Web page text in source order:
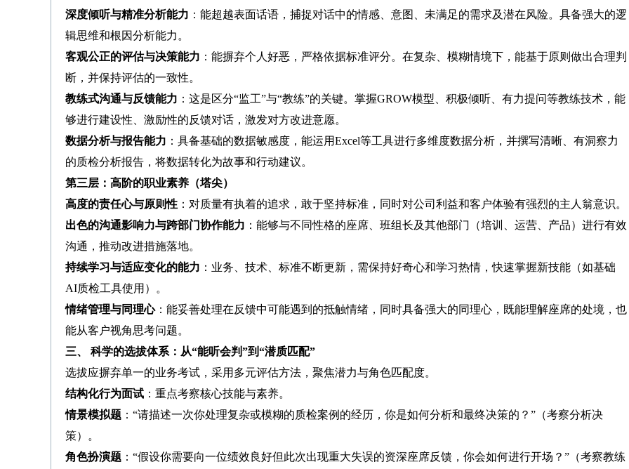
深度倾听与精准分析能力 ：能超越表面话语，捕捉对话中的情感、意图、未满足的需求及潜在风险。具备强大的逻
辑思维和根因分析能力。
客观公正的评估与决策能力 ：能摒弃个人好恶，严格依据标准评分。在复杂、模糊情境下，能基于原则做出合理判
断，并保持评估的一致性。
教练式沟通与反馈能力 ：这是区分“监工”与“教练”的关键。掌握GROW模型、积极倾听、有力提问等教练技术，能
够进行建设性、激励性的反馈对话，激发对方改进意愿。
数据分析与报告能力 ：具备基础的数据敏感度，能运用Excel等工具进行多维度数据分析，并撰写清晰、有洞察力
的质检分析报告，将数据转化为故事和行动建议。
第三层：高阶的职业素养（塔尖）
高度的责任心与原则性 ：对质量有执着的追求，敢于坚持标准，同时对公司利益和客户体验有强烈的主人翁意识。
出色的沟通影响力与跨部门协作能力 ：能够与不同性格的座席、班组长及其他部门（培训、运营、产品）进行有效
沟通，推动改进措施落地。
持续学习与适应变化的能力 ：业务、技术、标准不断更新，需保持好奇心和学习热情，快速掌握新技能（如基础
AI质检工具使用）。
情绪管理与同理心：能妥善处理在反馈中可能遇到的抵触情绪，同时具备强大的同理心，既能理解座席的处境，也
能从客户视角思考问题。
三、 科学的选拔体系：从“能听会判”到“潜质匹配”
选拔应摒弃单一的业务考试，采用多元评估方法，聚焦潜力与角色匹配度。
结构化行为面试 ：重点考察核心技能与素养。
情景模拟题 ：“请描述一次你处理复杂或模糊的质检案例的经历，你是如何分析和最终决策的？”（考察分析决
策）。
角色扮演题 ：“假设你需要向一位绩效良好但此次出现重大失误的资深座席反馈，你会如何进行开场？”（考察教练